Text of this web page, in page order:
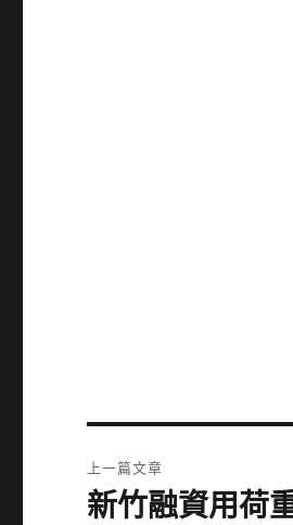
章
上一篇文章
上
新竹融資用荷